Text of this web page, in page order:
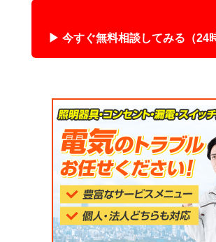
▶ 今すぐ無料相談してみる（24